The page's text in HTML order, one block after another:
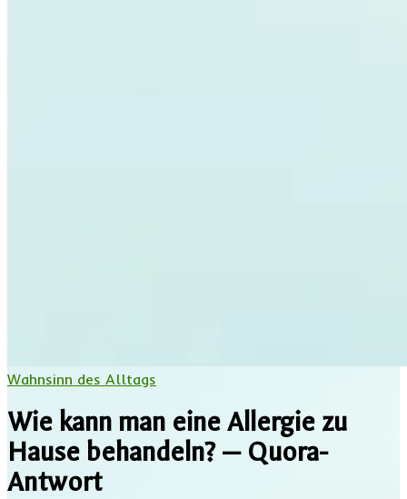
Wahnsinn des Alltags
Wie kann man eine Allergie zu
Hause behandeln? — Quora-
Antwort